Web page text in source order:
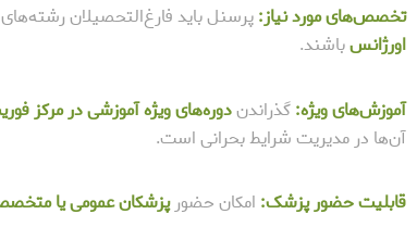
تخصص‌های مورد نیاز:پرسنل باید فارغ‌التحصیلان
اورژانسباشند.
آموزش‌های ویژه:گذراندندوره‌های ویژه آموزشی در مرکز
آن‌ها در مدیریت شرایط بحرانی است.
قابلیت حضور پزشک: امکان حضورپزشکان عمومی یا